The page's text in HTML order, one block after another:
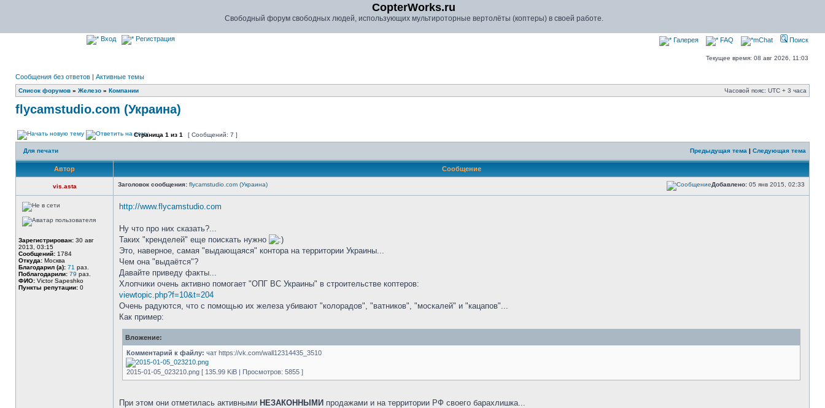
CopterWorks.ru
Свободный форум свободных людей, использующих мультироторные вертолёты (коптеры) в своей работе.
Вход Регистрация Галерея FAQ mChat Поиск
Текущее время: 08 авг 2026, 11:03
Сообщения без ответов | Активные темы
Список форумов » Железо » Компании Часовой пояс: UTC + 3 часа
flycamstudio.com (Украина)
Страница 1 из 1 [ Сообщений: 7 ]
Для печати Предыдущая тема | Следующая тема
Автор Сообщение
vis.asta Заголовок сообщения: flycamstudio.com (Украина) Добавлено: 05 янв 2015, 02:33
Зарегистрирован: 30 авг
2013, 03:15
Сообщений: 1784
Откуда: Москва
Благодарил (а): 71 раз.
Поблагодарили: 79 раз.
ФИО: Victor Sapeshko
Пункты репутации: 0
http://www.flycamstudio.com
Ну что про них сказать?...
Таких "кренделей" еще поискать нужно
Это, наверное, самая "выдающаяся" контора на территории Украины...
Чем она "выдаётся"?
Давайте приведу факты...
Хлопчики очень активно помогает "ОПГ ВС Украины" в строительстве коптеров:
viewtopic.php?f=10&t=204
Очень радуются, что с помощью их железа убивают "колорадов", "ватников", "москалей" и "кацапов"...
Как пример:
Вложение:
Комментарий к файлу: чат https://vk.com/wall12314435_3510
2015-01-05_023210.png [ 135.99 KiB | Просмотров: 5855 ]
При этом они отметилась активными НЕЗАКОННЫМИ продажами и на территории РФ своего барахлишка...